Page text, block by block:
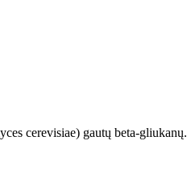
cerevisiae) gautų beta-gliukanų.